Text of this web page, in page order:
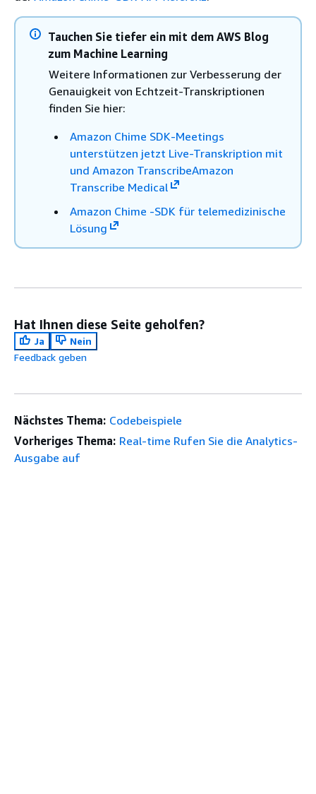
Tauchen Sie tiefer ein mit dem AWS Blog
zum Machine Learning
Weitere Informationen zur Verbesserung der
Genauigkeit von Echtzeit-Transkriptionen
finden Sie hier:
Amazon Chime SDK-Meetings
unterstützen jetzt Live-Transkription mit
und Amazon TranscribeAmazon
Transcribe Medical
Amazon Chime -SDK für telemedizinische
Lösung
Hat Ihnen diese Seite geholfen?
Ja
Nein
Feedback geben
Nächstes Thema: Codebeispiele
Vorheriges Thema: Real-time Rufen Sie die Analytics-
Ausgabe auf